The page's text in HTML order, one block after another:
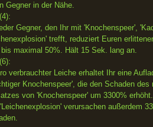
Gegner in der Nähe.
Gegner, den Ihr mit 'Knochenspeer',
trefft, reduziert Euren
maximal 50%. Hält 15 Sek. lang an.
verbrauchter Leiche erhaltet Ihr eine
Knochenspeer', die den Schaden des
von 'Knochenspeer' um 3300%
verursachen außerdem